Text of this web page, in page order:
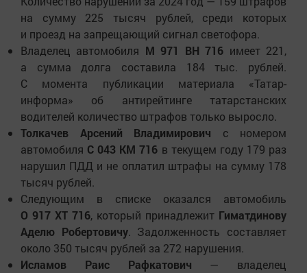
на сумму 225 тысяч рублей, среди которых
и проезд на запрещающий сигнал светофора.
Владелец автомобиля М 971 ВН 716 имеет 221,
а сумма долга составила 184 тыс. рублей.
С момента публикации материала «Татар-
информа» об антирейтинге татарстанских
водителей количество штрафов только выросло.
Толкачев Арсений Владимирович с номером
автомобиля С 043 КМ 716 в текущем году 179 раз
нарушил ПДД и не оплатил штрафы на сумму 178
тысяч рублей.
Следующим в списке оказался автомобиль
О 917 ХТ 716, который принадлежит Гиматдинову
Аделю Робертовичу. Задолженность составляет
около 350 тысяч рублей за 272 нарушения.
Исламов Раис Рафкатович — владелец